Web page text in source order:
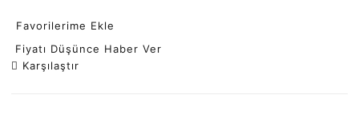
Favorilerime Ekle
Fiyatı Düşünce Haber Ver
Karşılaştır